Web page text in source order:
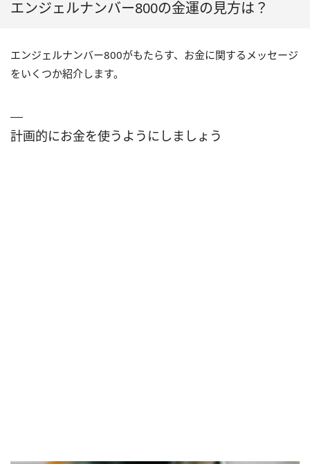
エンジェルナンバー800の金運の見方は？
エンジェルナンバー800がもたらす、お金に関するメッセージ
をいくつか紹介します。
計画的にお金を使うようにしましょう